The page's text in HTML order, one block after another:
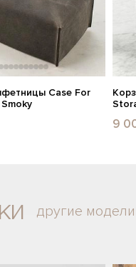
Case For
9
другие